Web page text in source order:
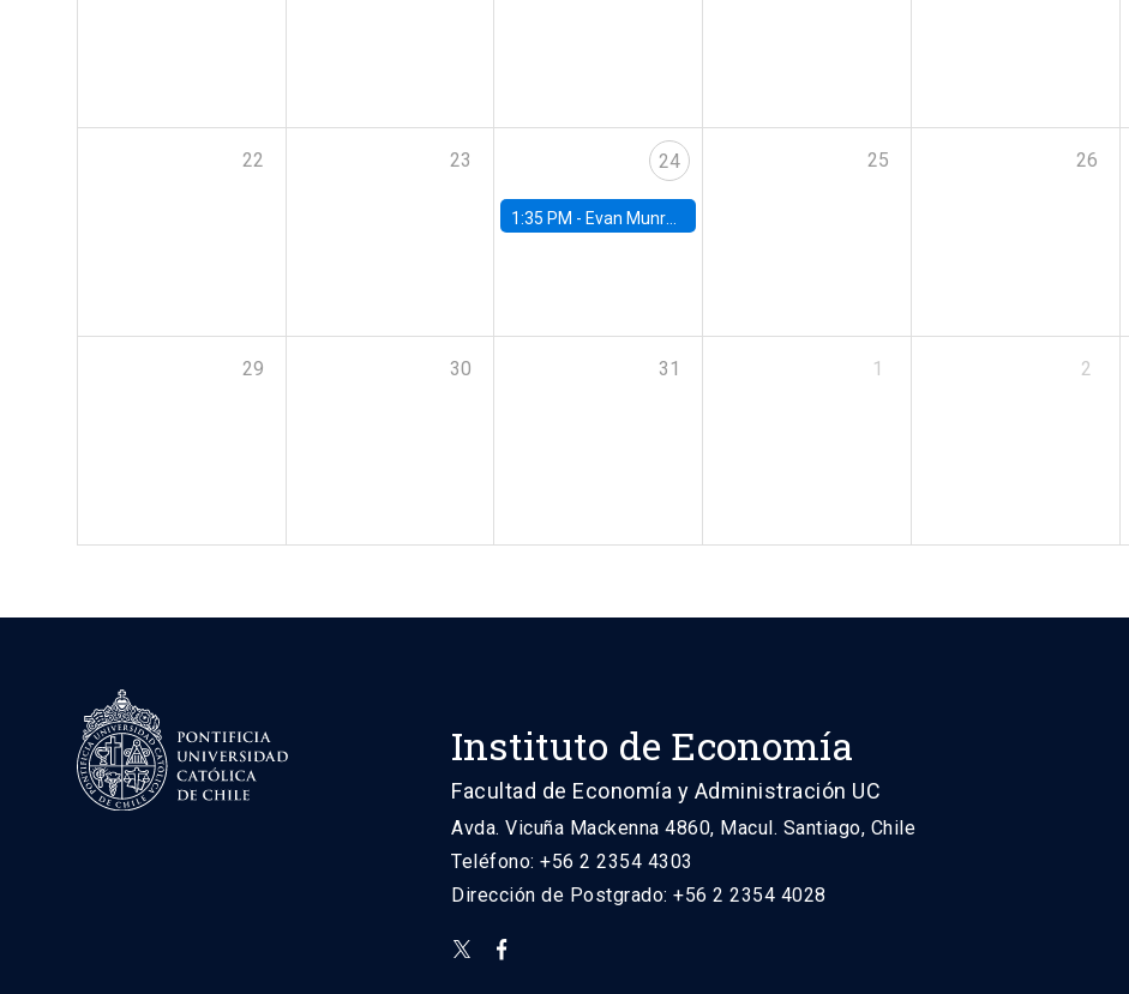
22 23 24
1:35 PM - Evan Munro, Neyman Visiting Assistant Professor in the Department of Statistics at UC Berkeley
25 26
29 30 31 1 2
Instituto de Economía
Facultad de Economía y Administración UC
Avda. Vicuña Mackenna 4860, Macul. Santiago, Chile
Teléfono: +56 2 2354 4303
Dirección de Postgrado: +56 2 2354 4028